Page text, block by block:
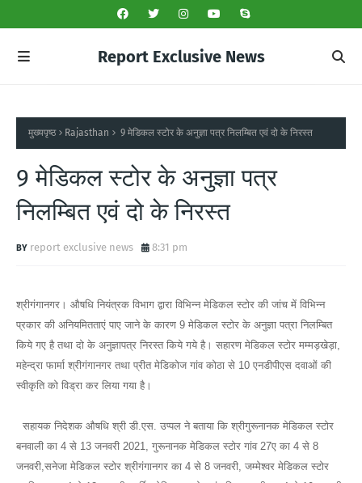
Report Exclusive News
मुख्यपृष्ठ Rajasthan 9 मेडिकल स्टोर के अनुज्ञा पत्र निलम्बित एवं दो के निरस्त
9 मेडिकल स्टोर के अनुज्ञा पत्र
निलम्बित एवं दो के निरस्त
report exclusive news 8:31 pm
श्रीगंगानगर। औषधि नियंत्रक विभाग द्वारा विभिन्न मेडिकल स्टोर की जांच में विभिन्न
प्रकार की अनियमितताएं पाए जाने के कारण 9 मेडिकल स्टोर के अनुज्ञा पत्रा निलम्बित
किये गए है तथा दो के अनुज्ञापत्र निरस्त किये गये है। सहारण मेडिकल स्टोर मम्मड़खेड़ा,
महेन्द्रा फार्मा श्रीगंगानगर तथा प्रीत मेडिकोज गांव कोठा से 10 एनडीपीएस दवाओं की
स्वीकृति को विड्रा कर लिया गया है।
सहायक निदेशक औषधि श्री डी.एस. उप्पल ने बताया कि श्रीगुरूनानक मेडिकल स्टोर
बनवाली का 4 से 13 जनवरी 2021, गुरूनानक मेडिकल स्टोर गांव 27ए का 4 से 8
जनवरी,सनेजा मेडिकल स्टोर श्रीगंगानगर का 4 से 8 जनवरी, जम्मेश्वर मेडिकल स्टोर